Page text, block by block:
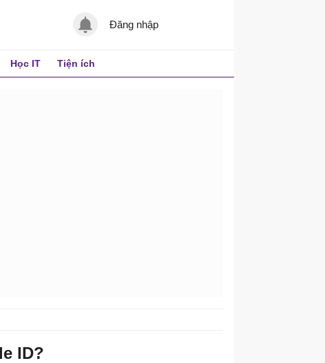
Đăng nhập
Học IT Tiện ích
ID?